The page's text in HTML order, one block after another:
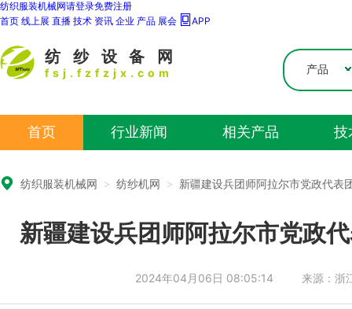
纺纱设备网
fsj.fzfzjx.com 产品
首页 行业新闻 相关产品 技
纺织服装机械网 > 纺纱机网 > 新疆建设兵团师阿拉尔市党政代表
新疆建设兵团师阿拉尔市党政
2024年04月06日 08:05:14 来源：浙